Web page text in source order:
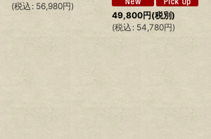
(税込 : 56,980円)
49,800円(税別)
(税込 : 54,780円)